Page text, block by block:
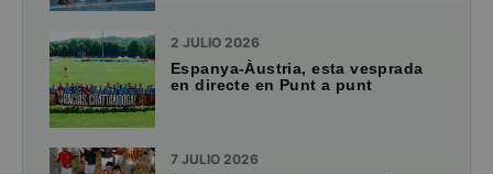
2 JULIO 2026
Espanya-Àustria, esta vesprada
en directe en Punt a punt
7 JULIO 2026